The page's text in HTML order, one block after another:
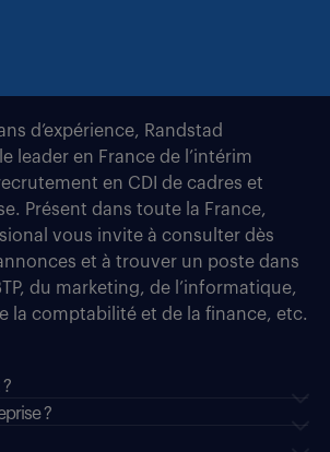
d’expérience, Randstad
leader en France de l’intérim
en CDI de cadres et
Présent dans toute la France,
vous invite à consulter dès
et à trouver un poste dans
du marketing, de l’informatique,
la comptabilité et de la finance, etc.
?